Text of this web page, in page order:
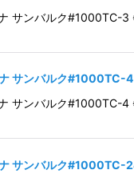
サンバルク
サンバルク#1000TC-
サンバルク#1000TC-
サンバルク